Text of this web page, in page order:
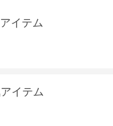
イテム
イテム